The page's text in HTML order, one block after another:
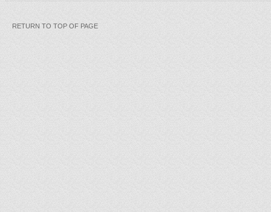
RETURN TO TOP OF PAGE